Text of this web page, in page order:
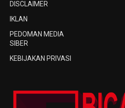
DISCLAIMER
IKLAN
PEDOMAN MEDIA
SIBER
KEBIJAKAN PRIVASI